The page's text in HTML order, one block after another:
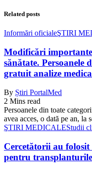
Related posts
Informări oficialeŞTIRI
Modificări
sănătate. Persoanele
gratuit analize
By Știri PortalMed
2 Mins read
Persoanele din toate
avea acces, o dată pe an,
ŞTIRI MEDICALEStudii
Cercetătorii au
pentru